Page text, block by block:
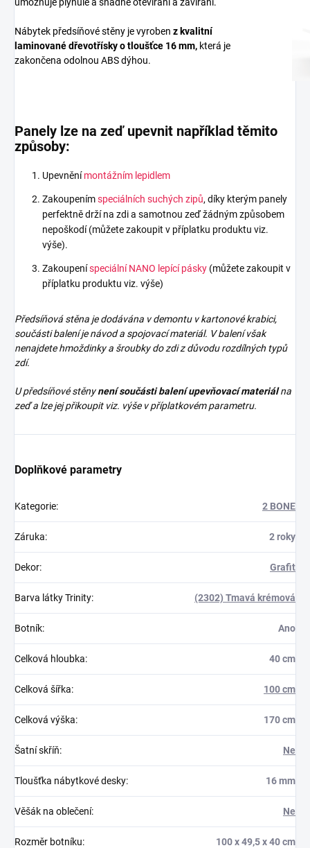
umožňuje plynulé a snadné otevírání a zavírání.
Nábytek předsíňové stěny je vyroben z kvalitní
laminované dřevotřískyo tloušťce 16 mm, která je
zakončena odolnou ABS dýhou.
Panely lze na zeď upevnit například těmito
způsoby:
Upevněnímontážním lepidlem
Zakoupenímspeciálních suchých zipů, díky kterým panely
perfektně drží na zdi a samotnou zeď žádným způsobem
nepoškodí (můžete zakoupit v příplatku produktu viz.
výše).
Zakoupeníspeciální NANO lepící pásky (můžete zakoupit v
příplatku produktu viz. výše)
Předsíňová stěna je dodávána v demontu v kartonové krabici,
součásti balení je návod a spojovací materiál. V balení však
nenajdetehmoždinky a šroubky do zdi z důvodu rozdílných typů
zdí.
U předsíňové stěnynení součásti balení upevňovací materiálna
zeď a lze jej přikoupit viz. výše v příplatkovém parametru.
Doplňkové parametry
Kategorie: 2 BONE
Záruka: 2 roky
Dekor: Grafit
Barva látky Trinity: (2302) Tmavá krémová
Botník: Ano
Celková hloubka: 40 cm
Celková šířka: 100 cm
Celková výška: 170 cm
Šatní skříň: Ne
Tloušťka nábytkové desky: 16 mm
Věšák na oblečení: Ne
Rozměr botníku: 100 x 49,5 x 40 cm